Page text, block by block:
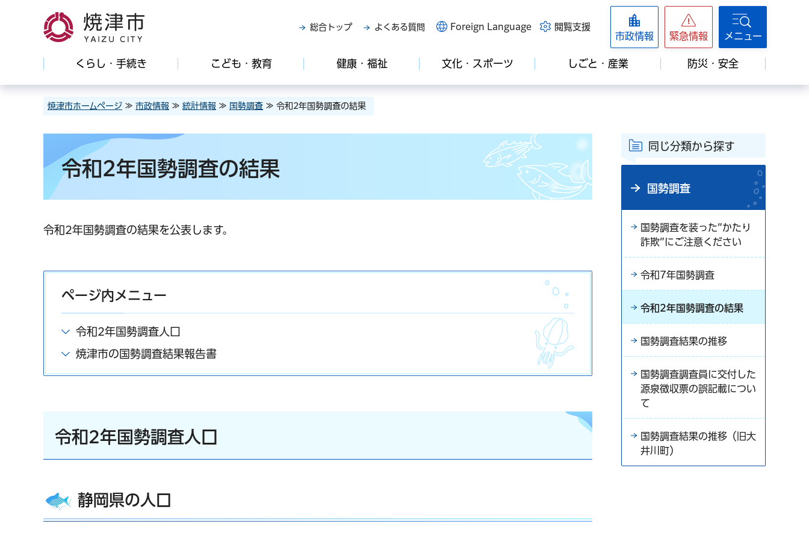
焼津市
総合トップ よくある質問 Foreign Language 閲覧支援
市政情報 緊急情報 メニュー
くらし・手続き こども・教育 健康・福祉 文化・スポーツ しごと・産業 防災・安全
焼津市ホームページ ≫ 市政情報 ≫ 統計情報 ≫ 国勢調査 ≫ 令和2年国勢調査の結果
令和2年国勢調査の結果
令和2年国勢調査の結果を公表します。
ページ内メニュー
令和2年国勢調査人口
焼津市の国勢調査結果報告書
令和2年国勢調査人口
静岡県の人口
同じ分類から探す
国勢調査
国勢調査を装った”かたり
詐欺”にご注意ください
令和7年国勢調査
令和2年国勢調査の結果
国勢調査結果の推移
国勢調査調査員に交付した
源泉徴収票の誤記載につい
て
国勢調査結果の推移（旧大
井川町）